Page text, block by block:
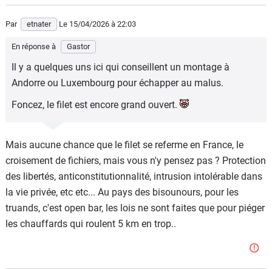
Par etnater Le 15/04/2026 à 22:03
En réponse à Gastor
Il y a quelques uns ici qui conseillent un montage à
Andorre ou Luxembourg pour échapper au malus.
Foncez, le filet est encore grand ouvert.
Mais aucune chance que le filet se referme en France, le
croisement de fichiers, mais vous n'y pensez pas ? Protection
des libertés, anticonstitutionnalité, intrusion intolérable dans
la vie privée, etc etc... Au pays des bisounours, pour les
truands, c'est open bar, les lois ne sont faites que pour piéger
les chauffards qui roulent 5 km en trop..